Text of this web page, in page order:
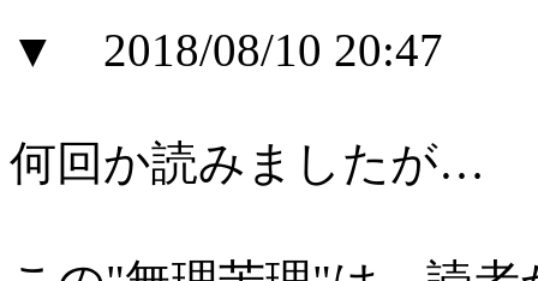
▼ 2018/08/10 20:47
何回か読みましたが…